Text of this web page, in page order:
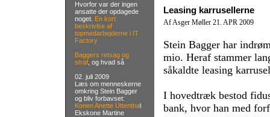
Hvorfor var der ingen
ansatte der opdagede
noget. En kort
beskrivlse af
topmedarbejderne i IT
Factory
Baggers retsag og
straf, og hvad så
02. juli 2009
Læs om menneskerne
omkring Stein Bagger
og bliv forbavset:
Konen Anette Uttenthal
Ekskone Martine
Leasing karrusellerne
Af Asger Møller 21. APR 2009
Stein Bagger har
mio. Heraf stammer
såkaldte leasing
I hovedtræk bestod
bank, hvor han med